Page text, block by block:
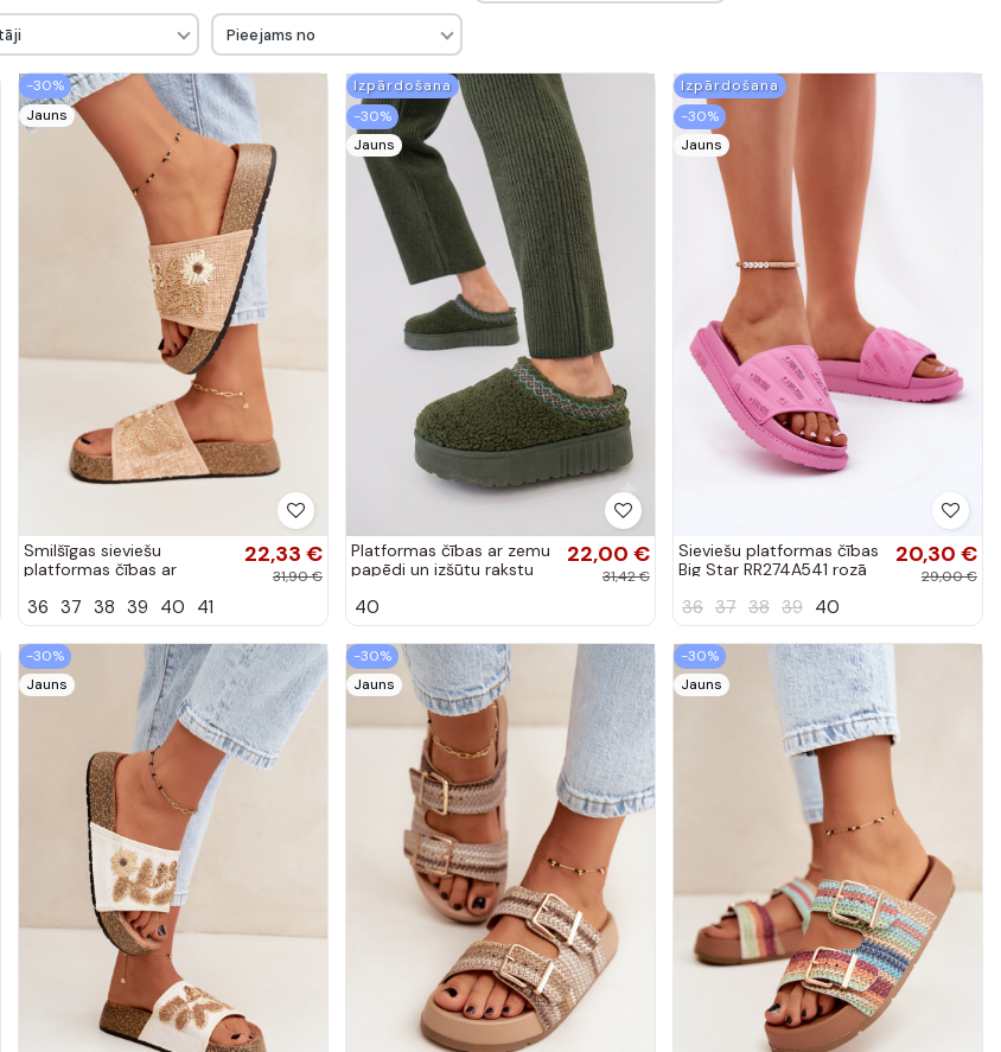
Pieejams no
-30%
Jauns
Smilšīgas sieviešu
platformas čības ar
22,33 €
31,90 €
36 37 38 39 40 41
Izpārdošana
-30%
Jauns
Platformas čības ar zemu
papēdi un izšūtu rakstu
22,00 €
31,42 €
40
Izpārdošana
-30%
Jauns
Sieviešu platformas čības
Big Star RR274A541 rozā
20,30 €
29,00 €
36 37 38 39 40
-30%
Jauns
-30%
Jauns
-30%
Jauns